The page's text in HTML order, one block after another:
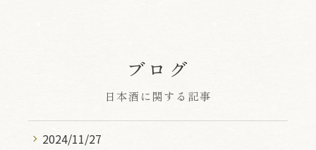
ブログ
日本酒に関する記事
2024/11/27